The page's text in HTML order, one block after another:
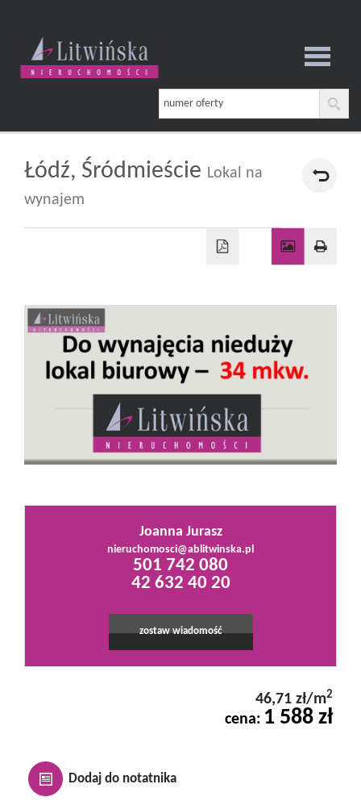
Strona
główna
Działki
Łódź, Śródmieście Lokal na
wynajem
Joanna Jurasz
nieruchomosci@ablitwinska.pl
501 742 080
42 632 40 20
zostaw wiadomość
46,71 zł/m2
cena: 1 588 zł
Dodaj do notatnika